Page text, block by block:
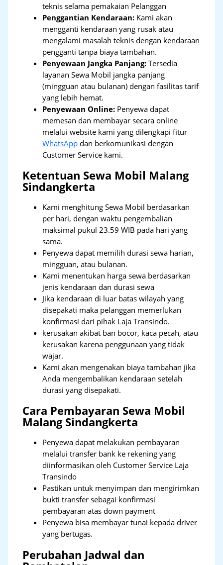
teknis selama pemakaian Pelanggan
Penggantian Kendaraan: Kami akan
mengganti kendaraan yang rusak atau
mengalami masalah teknis dengan kendaraan
pengganti tanpa biaya tambahan.
Penyewaan Jangka Panjang: Tersedia
layanan Sewa Mobil jangka panjang
(mingguan atau bulanan) dengan fasilitas tarif
yang lebih hemat.
Penyewaan Online: Penyewa dapat
memesan dan membayar secara online
melalui website kami yang dilengkapi fitur
WhatsApp dan berkomunikasi dengan
Customer Service kami.
Ketentuan Sewa Mobil Malang
Sindangkerta
Kami menghitung Sewa Mobil berdasarkan
per hari, dengan waktu pengembalian
maksimal pukul 23.59 WIB pada hari yang
sama.
Penyewa dapat memilih durasi sewa harian,
mingguan, atau bulanan.
Kami menentukan harga sewa berdasarkan
jenis kendaraan dan durasi sewa
Jika kendaraan di luar batas wilayah yang
disepakati maka pelanggan memerlukan
konfirmasi dari pihak Laja Transindo.
kerusakan akibat ban bocor, kaca pecah, atau
kerusakan karena penggunaan yang tidak
wajar.
Kami akan mengenakan biaya tambahan jika
Anda mengembalikan kendaraan setelah
durasi yang disepakati.
Cara Pembayaran Sewa Mobil
Malang Sindangkerta
Penyewa dapat melakukan pembayaran
melalui transfer bank ke rekening yang
diinformasikan oleh Customer Service Laja
Transindo
Pastikan untuk menyimpan dan mengirimkan
bukti transfer sebagai konfirmasi
pembayaran atas down payment
Penyewa bisa membayar tunai kepada driver
yang bertugas.
Perubahan Jadwal dan